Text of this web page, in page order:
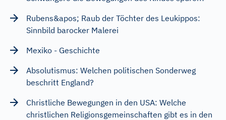
Rubens&apos; Raub der Töchter des Leukippos:
Sinnbild barocker Malerei
Mexiko - Geschichte
Absolutismus: Welchen politischen Sonderweg
beschritt England?
Christliche Bewegungen in den USA: Welche
christlichen Religionsgemeinschaften gibt es in den